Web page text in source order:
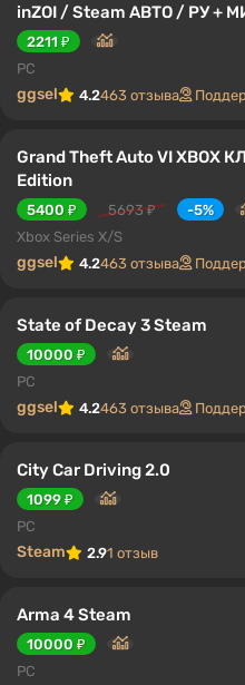
inZOI / Steam АВТО / РУ +
2211 ₽
PC
ggsel 4.2463 отзыва
Grand Theft Auto VI XBOX
Edition
5400 ₽ 5693 ₽
-5%
Xbox Series X/S
ggsel 4.2463 отзыва
State of Decay 3 Steam
10000 ₽
PC
ggsel 4.2463 отзыва
City Car Driving 2.0
1099 ₽
PC
Steam 2.91 отзыв
Arma 4 Steam
10000 ₽
PC